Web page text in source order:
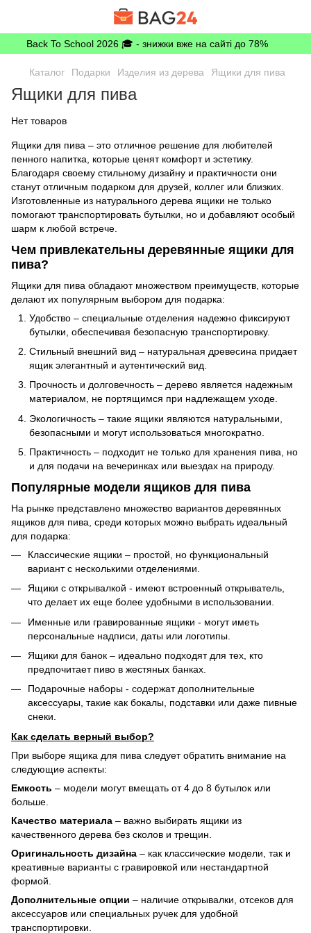
Back To School 2026 🎓 - знижки вже на сайті до 78%
Каталог Подарки Изделия из дерева Ящики для пива
Ящики для пива
Нет товаров
Ящики для пива – это отличное решение для любителей
пенного напитка, которые ценят комфорт и эстетику.
Благодаря своему стильному дизайну и практичности они
станут отличным подарком для друзей, коллег или близких.
Изготовленные из натурального дерева ящики не только
помогают транспортировать бутылки, но и добавляют особый
шарм к любой встрече.
Чем привлекательны деревянные ящики для
пива?
Ящики для пива обладают множеством преимуществ, которые
делают их популярным выбором для подарка:
Удобство – специальные отделения надежно фиксируют
бутылки, обеспечивая безопасную транспортировку.
Стильный внешний вид – натуральная древесина придает
ящик элегантный и аутентический вид.
Прочность и долговечность – дерево является надежным
материалом, не портящимся при надлежащем уходе.
Экологичность – такие ящики являются натуральными,
безопасными и могут использоваться многократно.
Практичность – подходит не только для хранения пива, но
и для подачи на вечеринках или выездах на природу.
Популярные модели ящиков для пива
На рынке представлено множество вариантов деревянных
ящиков для пива, среди которых можно выбрать идеальный
для подарка:
Классические ящики – простой, но функциональный
вариант с несколькими отделениями.
Ящики с открывалкой - имеют встроенный открыватель,
что делает их еще более удобными в использовании.
Именные или гравированные ящики - могут иметь
персональные надписи, даты или логотипы.
Ящики для банок – идеально подходят для тех, кто
предпочитает пиво в жестяных банках.
Подарочные наборы - содержат дополнительные
аксессуары, такие как бокалы, подставки или даже пивные
снеки.
Как сделать верный выбор?
При выборе ящика для пива следует обратить внимание на
следующие аспекты:
Емкость – модели могут вмещать от 4 до 8 бутылок или
больше.
Качество материала – важно выбирать ящики из
качественного дерева без сколов и трещин.
Оригинальность дизайна – как классические модели, так и
креативные варианты с гравировкой или нестандартной
формой.
Дополнительные опции – наличие открывалки, отсеков для
аксессуаров или специальных ручек для удобной
транспортировки.